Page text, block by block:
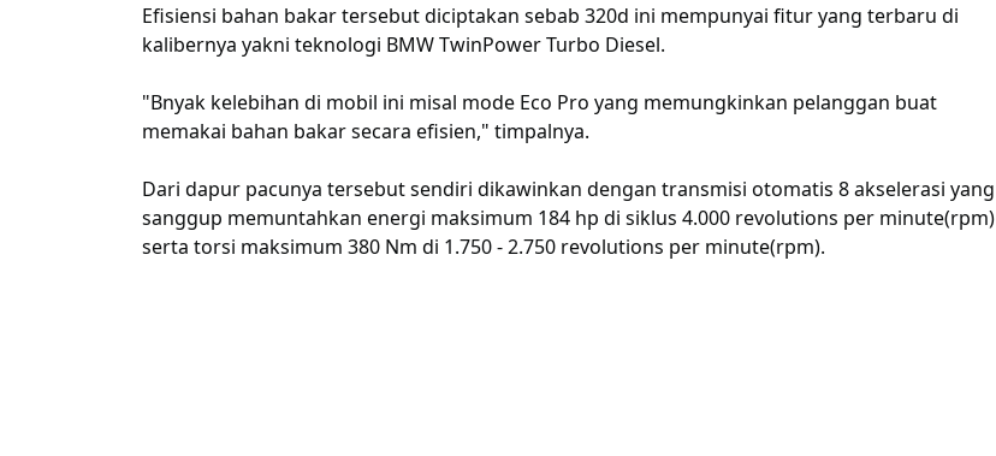
Efisiensi bahan bakar tersebut diciptakan sebab 320d ini mempunyai fitur yang terbaru di
kalibernya yakni teknologi BMW TwinPower Turbo Diesel.
"Bnyak kelebihan di mobil ini misal mode Eco Pro yang memungkinkan pelanggan buat
memakai bahan bakar secara efisien," timpalnya.
Dari dapur pacunya tersebut sendiri dikawinkan dengan transmisi otomatis 8 akselerasi yang
sanggup memuntahkan energi maksimum 184 hp di siklus 4.000 revolutions per minute(rpm)
serta torsi maksimum 380 Nm di 1.750 - 2.750 revolutions per minute(rpm).